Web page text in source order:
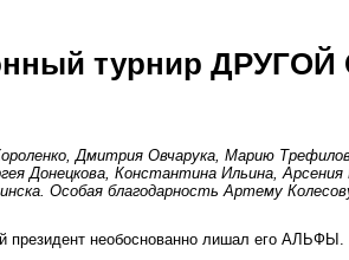
турнир
Дмитрия Овчарука, Марию
Донецкова, Константина Ильина,
Особая благодарность Артему
президент необоснованно лишал его